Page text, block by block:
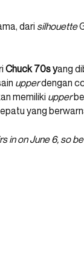
dari silhouette
Chuck 70s yang
upperdengan
memiliki upper
yang
in on June 6, so